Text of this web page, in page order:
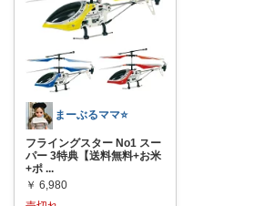
まーぶるママ⭐️
フライングスター No1 スー
パー 3特典【送料無料+お米
+ポ ...
￥ 6,980